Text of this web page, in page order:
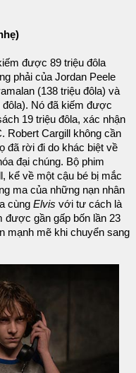
được 89 triệu đôla
phải của Jordan Peele
(138 triệu đôla) và
đôla). Nó đã kiếm được
19 triệu đôla, xác nhận
Robert Cargill không cần
đã rời đi do khác biệt về
đại chúng. Bộ phim
kể về một cậu bé bị mắc
ma của những nạn nhân
cùng Elvis với tư cách là
được gần gấp bốn lần 23
mạnh mẽ khi chuyển sang